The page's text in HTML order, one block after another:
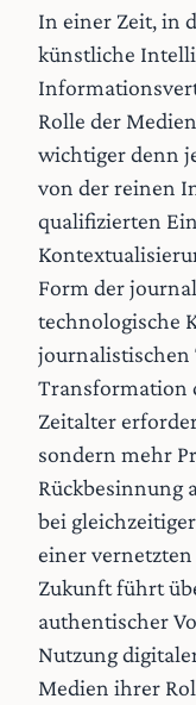
In einer Zeit, in
künstliche
Rolle der
wichtiger denn
von der reinen
qualifizierten
Form der
technologische
journalistischen
Transformation
Zeitalter
sondern mehr
Rückbesinnung
bei
einer vernetzten
Zukunft führt
authentischer
Nutzung
Medien ihrer